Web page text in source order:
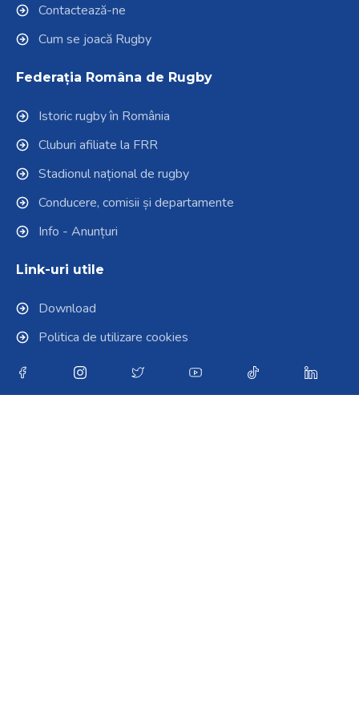
Contactează-ne
Cum se joacă Rugby
Federația Româna de Rugby
Istoric rugby în România
Cluburi afiliate la FRR
Stadionul național de rugby
Conducere, comisii și departamente
Info - Anunțuri
Link-uri utile
Download
Politica de utilizare cookies